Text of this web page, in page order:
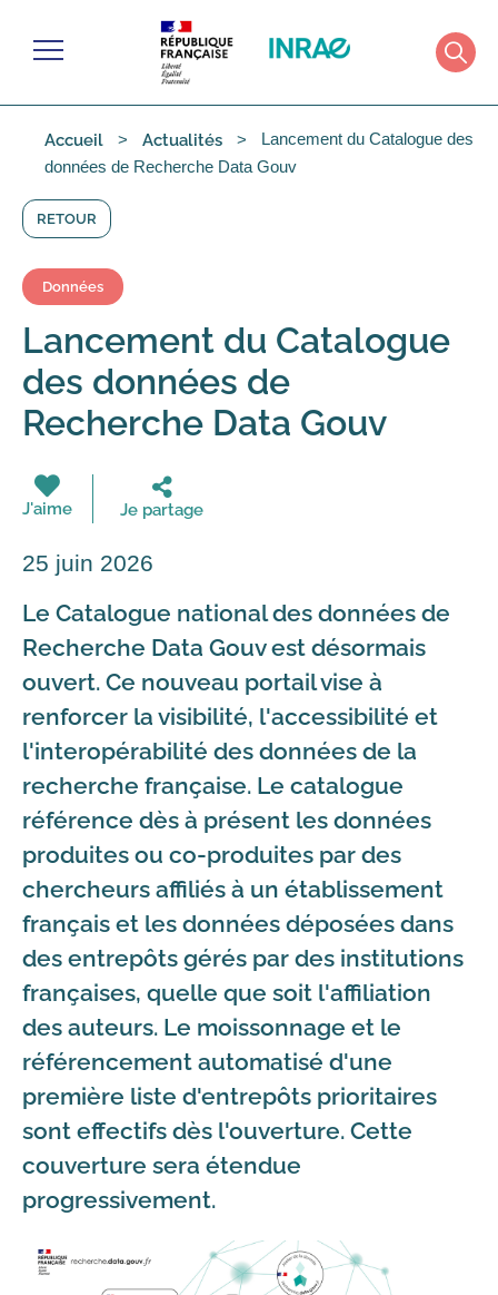
Menu
Accueil Actualités
Lancement du Catalogue des
données de Recherche Data Gouv
RETOUR
Données
Lancement du Catalogue
des données de
Recherche Data Gouv
J'aime Je partage
25 juin 2026
Le Catalogue national des données de
Recherche Data Gouv est désormais
ouvert. Ce nouveau portail vise à
renforcer la visibilité, l'accessibilité et
l'interopérabilité des données de la
recherche française. Le catalogue
référence dès à présent les données
produites ou co-produites par des
chercheurs affiliés à un établissement
français et les données déposées dans
des entrepôts gérés par des institutions
françaises, quelle que soit l'affiliation
des auteurs. Le moissonnage et le
référencement automatisé d'une
première liste d'entrepôts prioritaires
sont effectifs dès l'ouverture. Cette
couverture sera étendue
progressivement.